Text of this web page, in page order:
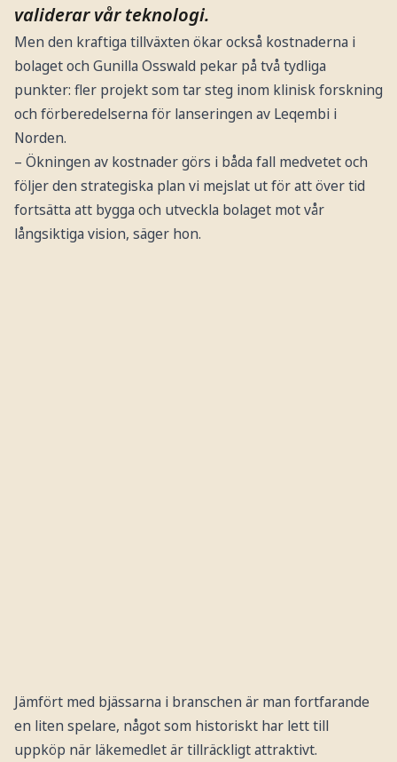
validerar vår teknologi.
Men den kraftiga tillväxten ökar också kostnaderna i
bolaget och Gunilla Osswald pekar på två tydliga
punkter: fler projekt som tar steg inom klinisk forskning
och förberedelserna för lanseringen av Leqembi i
Norden.
– Ökningen av kostnader görs i båda fall medvetet och
följer den strategiska plan vi mejslat ut för att över tid
fortsätta att bygga och utveckla bolaget mot vår
långsiktiga vision, säger hon.
Jämfört med bjässarna i branschen är man fortfarande
en liten spelare, något som historiskt har lett till
uppköp när läkemedlet är tillräckligt attraktivt.